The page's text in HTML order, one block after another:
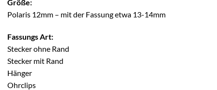
Größe:
Polaris 12mm – mit der Fassung etwa 13-14mm
Fassungs Art:
Stecker ohne Rand
Stecker mit Rand
Hänger
Ohrclips